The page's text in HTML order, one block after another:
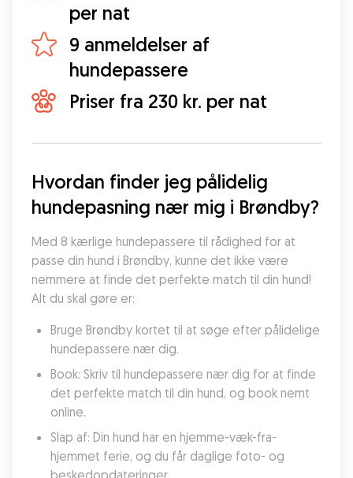
per nat
9 anmeldelser af
hundepassere
Priser fra 230 kr. per nat
Hvordan finder jeg pålidelig
hundepasning nær mig i Brøndby?
Med 8 kærlige hundepassere til rådighed for at
passe din hund i Brøndby, kunne det ikke være
nemmere at finde det perfekte match til din hund!
Alt du skal gøre er:
Bruge Brøndby kortet til at søge efter pålidelige
hundepassere nær dig.
Book: Skriv til hundepassere nær dig for at finde
det perfekte match til din hund, og book nemt
online.
Slap af: Din hund har en hjemme-væk-fra-
hjemmet ferie, og du får daglige foto- og
beskedopdateringer.